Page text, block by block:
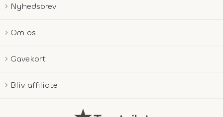
Nyhedsbrev
Om os
Gavekort
Bliv affiliate